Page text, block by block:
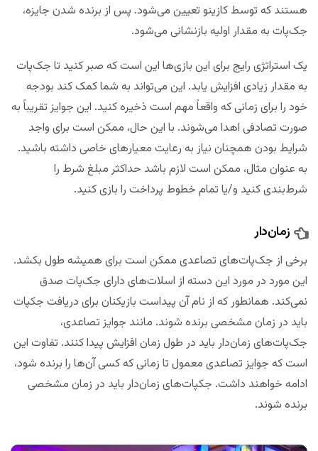
هستند که توسط کازینو تعیین می‌شود. پس از برنده شدن جایزه،
جک‌پات به مقدار اولیه بازنشانی می‌شود.
یک استراتژی رایج برای این بازی‌ها این است که صبر کنید تا جک‌پات
به مقدار زیادی افزایش یابد. این می‌تواند به شما کمک کند بودجه
خود را برای زمانی که واقعاً مهم است ذخیره کنید. این جوایز تقریباً به
صورت تصادفی اهدا می‌شوند. با این حال، ممکن است برای واجد
شرایط بودن همچنان نیاز به رعایت معیارهای خاصی داشته باشید.
به عنوان مثال، ممکن است لازم باشد حداکثر مبلغ شرط را
شرط‌بندی کنید و/یا تمام خطوط پرداخت را بازی کنید.
زمان‌دار
برخی از جک‌پات‌های تصاعدی ممکن است برای همیشه طول بکشد.
این مورد در مورد این دسته از اسلات‌های دارای جک‌پات صدق
نمی‌کند. همانطور که از نام آن پیداست بازیکنان برای دریافت جکپات‌
باید در زمان مشخصی برنده شوند. مانند جوایز تصاعدی،
جک‌پات‌های زمان‌دار باید در طول زمان افزایش پیدا کنند. تفاوت این
است که جوایز تصاعدی معمول تا زمانی که کسی آن‌ها را برنده شود،
ادامه خواهند داشت. جکپات‌های زمان‌دار باید در زمان مشخصی
برنده شوند.